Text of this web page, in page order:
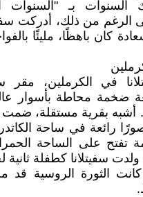
السنوات بـ
الرغم من ذلك، أدركت
كان باهظًا، مليئًا
في الكرملين، مقر
ضخمة محاطة بأسوار
أشبه بقرية مستقلة، ضمت
رائعة في ساحة
تفتح على الساحة
سفيتلانا كطفلة ثانية
كانت الثورة الروسية